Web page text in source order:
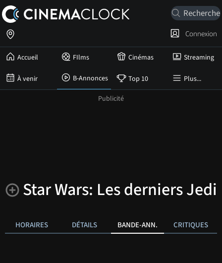
Accueil FIlms Cinémas Streaming
À venir B-Annonces Top 10 Plus...
Connexion
Star Wars: Les derniers Jedi
HORAIRES DÉTAILS BANDE-ANN. CRITIQUES